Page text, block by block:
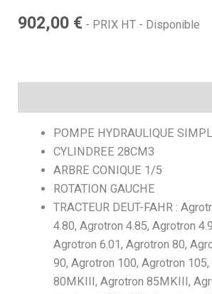
e
902,00 € - PRIX HT - Disponible
POMPE HYDRAULIQUE
CYLINDREE 28CM3
ARBRE CONIQUE 1/5
ROTATION GAUCHE
TRACTEUR DEUT-FAHR :
4.80, Agrotron 4.85, Agrotron
Agrotron 6.01, Agrotron 80,
90, Agrotron 100, Agrotron
80MKIII, Agrotron 85MKIII,